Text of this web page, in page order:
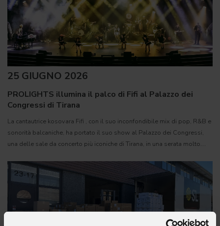
25 GIUGNO 2026
PROLIGHTS illumina il palco di Fifi al Palazzo dei
Congressi di Tirana
La cantautrice kosovara Fifi , con il suo inconfondibile mix di pop, R&B e
sonorità balcaniche, ha portato il suo show al Palazzo dei Congressi,
una delle sale da concerto più iconiche di Tirana, in una serata molto